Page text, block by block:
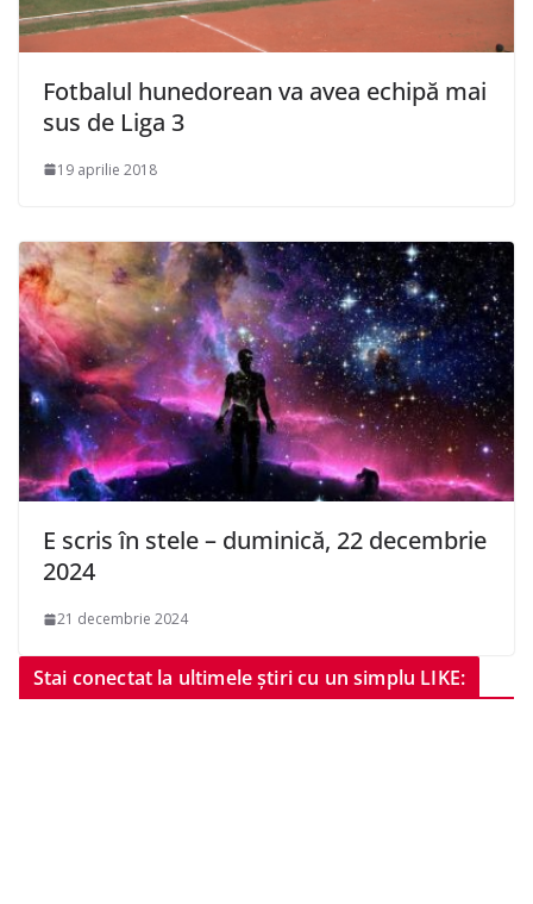
Fotbalul hunedorean va avea echipă mai
sus de Liga 3
19 aprilie 2018
E scris în stele – duminică, 22 decembrie
2024
21 decembrie 2024
Stai conectat la ultimele știri cu un simplu LIKE: